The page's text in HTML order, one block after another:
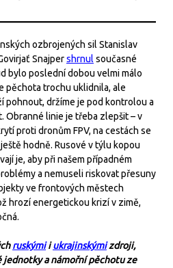
ozbrojených sil Stanislav
Snajpershrnul současné
bylo poslední dobou velmi málo
pěchota trochu uklidnila, ale
pohnout, držíme je pod kontrolou a
Obranné linie je třeba zlepšit – v
proti dronům FPV, na cestách se
hodně. Rusové v týlu kopou
je, aby při našem případném
a nemuseli riskovat přesuny
ve frontových městech
hrozí energetickou krizí v zimě,
ruskýmiiukrajinskýmizdroji,
jednotky a námořní pěchotu ze